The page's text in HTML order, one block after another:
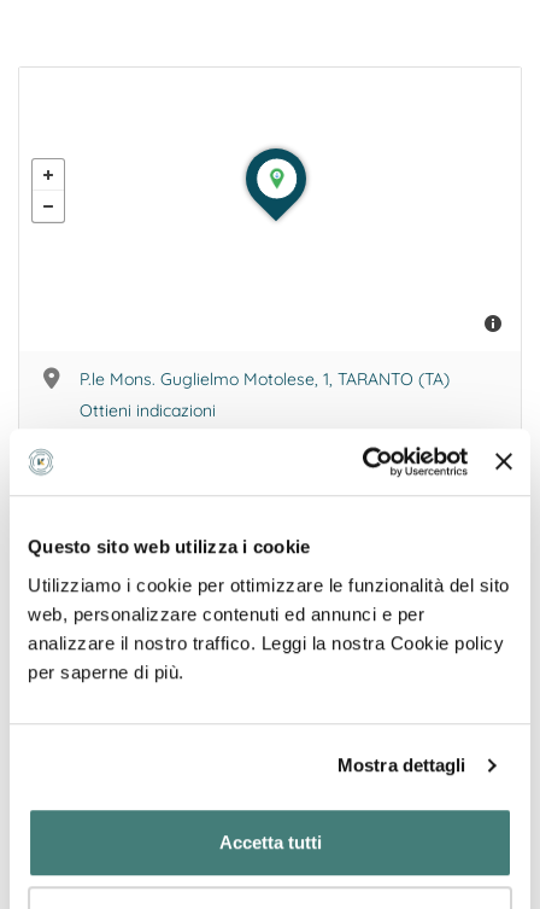
Questo sito web utilizza i cookie
Utilizziamo i cookie per ottimizzare le funzionalità del sito
web, personalizzare contenuti ed annunci e per
analizzare il nostro traffico. Leggi la nostra Cookie policy
per saperne di più.
Mostra dettagli
Accetta tutti
Note aggiuntive sulla tua prenotazione
P.le Mons. Guglielmo Motolese, 1, TARANTO (TA)
Ottieni indicazioni
Orari
Scopri tutto
Sei il proprietario?
Prelievo paziente a casa